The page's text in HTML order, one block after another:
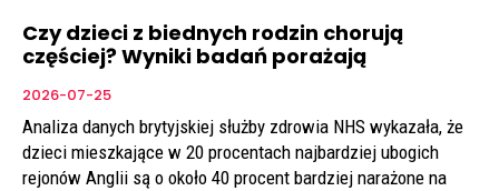
Czy dzieci z biednych rodzin chorują
częściej? Wyniki badań porażają
2026-07-25
Analiza danych brytyjskiej służby zdrowia NHS wykazała, że
dzieci mieszkające w 20 procentach najbardziej ubogich
rejonów Anglii są o około 40 procent bardziej narażone na